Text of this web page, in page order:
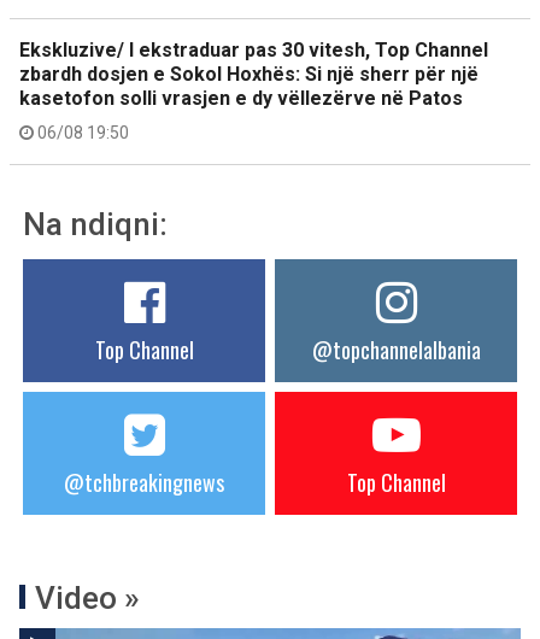
Ekskluzive/ I ekstraduar pas 30 vitesh, Top Channel
zbardh dosjen e Sokol Hoxhës: Si një sherr për një
kasetofon solli vrasjen e dy vëllezërve në Patos
06/08 19:50
Na ndiqni:
Top Channel @topchannelalbania
@tchbreakingnews Top Channel
Video »